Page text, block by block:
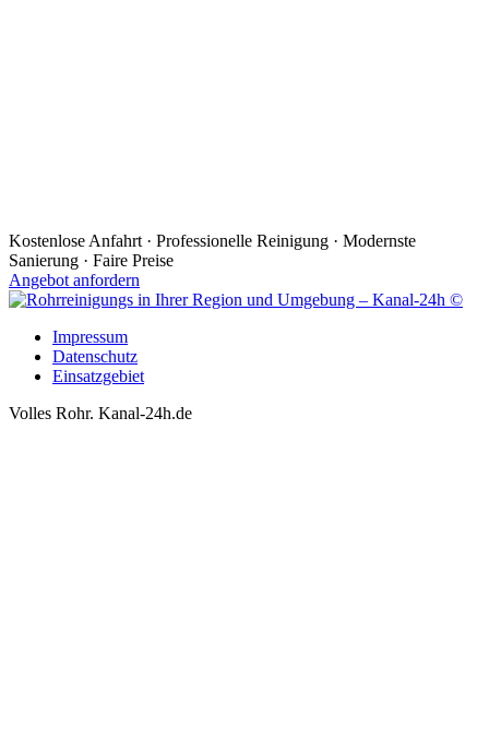
Kostenlose Anfahrt · Professionelle Reinigung · Modernste
Sanierung · Faire Preise
Angebot anfordern
Impressum
Datenschutz
Einsatzgebiet
Volles Rohr. Kanal-24h.de